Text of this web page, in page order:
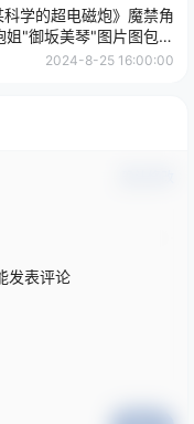
科学的超电磁炮》魔禁角
姐"御坂美琴"图片图包画
册合集
2024-8-25 16:00:00
发表评论